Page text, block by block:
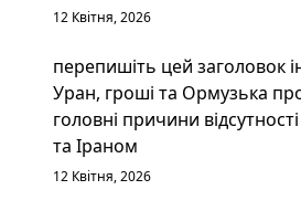
12 Квітня, 2026
перепишіть цей заголовок
Уран, гроші та Ормузька
головні причини
та Іраном
12 Квітня, 2026